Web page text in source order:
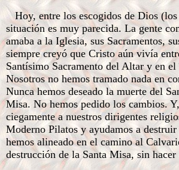
Hoy, entre los escogidos de Dios
situación es muy parecida. La gente
amaba a la Iglesia, sus Sacramentos,
siempre creyó que Cristo aún vivía
Santísimo Sacramento del Altar y en el
Nosotros no hemos tramado nada en
Nunca hemos deseado la muerte del
Misa. No hemos pedido los cambios.
ciegamente a nuestros dirigentes
Moderno Pilatos y ayudamos a
hemos alineado en el camino al
destrucción de la Santa Misa, sin